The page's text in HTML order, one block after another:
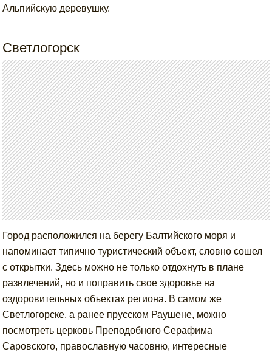
Альпийскую деревушку.
Светлогорск
Город расположился на берегу Балтийского моря и
напоминает типично туристический объект, словно сошел
с открытки. Здесь можно не только отдохнуть в плане
развлечений, но и поправить свое здоровье на
оздоровительных объектах региона. В самом же
Светлогорске, а ранее прусском Раушене, можно
посмотреть церковь Преподобного Серафима
Саровского, православную часовню, интересные